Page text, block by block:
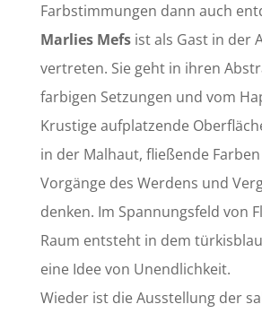
Farbstimmungen dann auch
Marlies Mefsist als Gast in der
vertreten. Sie geht in ihren
farbigen Setzungen und vom
Krustige aufplatzende
in der Malhaut, fließende
Vorgänge des Werdens und
denken. Im Spannungsfeld von
Raum entsteht in dem
eine Idee von Unendlichkeit.
Wieder ist die Ausstellung der